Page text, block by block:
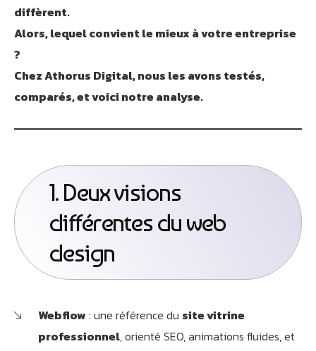
diffèrent.
Alors, lequel convient le mieux à votre entreprise
?
Chez Athorus Digital, nous les avons testés,
comparés, et voici notre analyse.
1. Deux visions
différentes du web
design
Webflow : une référence du site vitrine
professionnel, orienté SEO, animations fluides, et